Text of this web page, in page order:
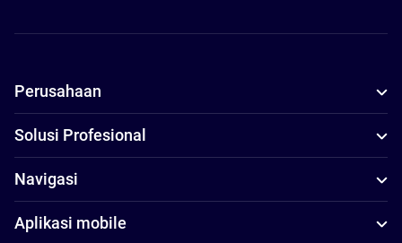
Perusahaan
Solusi Profesional
Navigasi
Aplikasi mobile